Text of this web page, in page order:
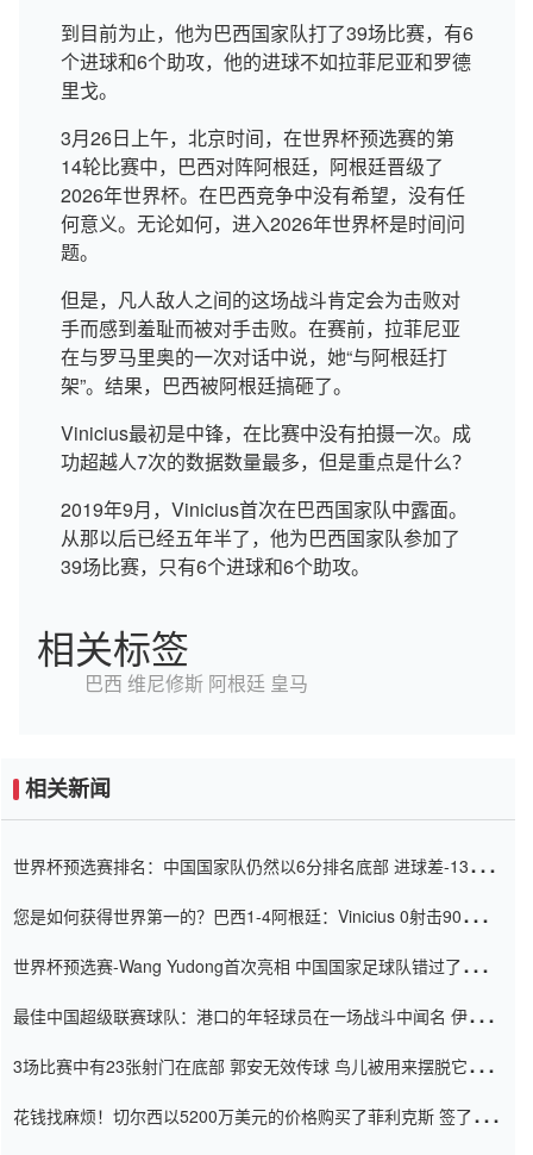
到目前为止，他为巴西国家队打了39场比赛，有6
个进球和6个助攻，他的进球不如拉菲尼亚和罗德
里戈。
3月26日上午，北京时间，在世界杯预选赛的第
14轮比赛中，巴西对阵阿根廷，阿根廷晋级了
2026年世界杯。在巴西竞争中没有希望，没有任
何意义。无论如何，进入2026年世界杯是时间问
题。
但是，凡人敌人之间的这场战斗肯定会为击败对
手而感到羞耻而被对手击败。在赛前，拉菲尼亚
在与罗马里奥的一次对话中说，她“与阿根廷打
架”。结果，巴西被阿根廷搞砸了。
Vinicius最初是中锋，在比赛中没有拍摄一次。成
功超越人7次的数据数量最多，但是重点是什么？
2019年9月，Vinicius首次在巴西国家队中露面。
从那以后已经五年半了，他为巴西国家队参加了
39场比赛，只有6个进球和6个助攻。
相关标签
巴西 维尼修斯 阿根廷 皇马
相关新闻
世界杯预选赛排名：中国国家队仍然以6分排名底部 进球差-13令人
您是如何获得世界第一的？巴西1-4阿根廷：Vinicius 0射击90分钟
世界杯预选赛-Wang Yudong首次亮相 中国国家足球队错过了世界
最佳中国超级联赛球队：港口的年轻球员在一场战斗中闻名 伊万放
3场比赛中有23张射门在底部 郭安无效传球 鸟儿被用来摆脱它
花钱找麻烦！切尔西以5200万美元的价格购买了菲利克斯 签了7年